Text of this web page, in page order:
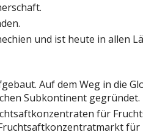
und ist heute in allen
Auf dem Weg in die
Subkontinent gegründet.
für